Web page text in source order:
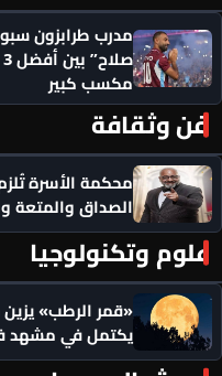
مدرب طرابزون
مكسب كبير
فن وثقافة
محكمة الأسرة
الصداق والمتعة
علوم وتكنولوجيا
«قمر الرطب»
يكتمل في مشهد